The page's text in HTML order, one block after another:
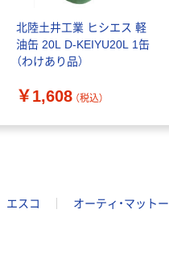
北陸土井工業 ヒシエス 軽
油缶 20L D-KEIYU20L 1缶
（わけあり品）
￥1,608 （税込）
エスコ オーティ・マットー